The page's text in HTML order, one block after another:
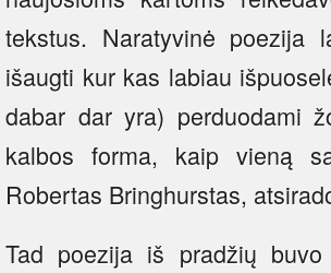
tekstus. Naratyvinė
išaugti kur kas labiau
dabar dar yra) perduodami
kalbos forma, kaip vieną
Robertas Bringhurstas,
Tad poezija iš pradžių